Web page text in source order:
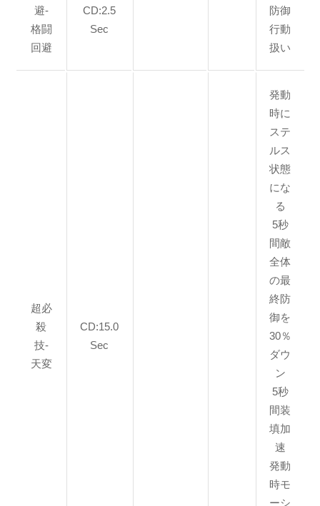
避-
格闘
回避
CD:2.5
Sec
防御
行動
扱い
超必
殺
技-
天変
CD:15.0
Sec
発動
時に
ステ
ルス
状態
にな
る
5秒
間敵
全体
の最
終防
御を
30％
ダウ
ン
5秒
間装
填加
速
発動
時モ
ーシ